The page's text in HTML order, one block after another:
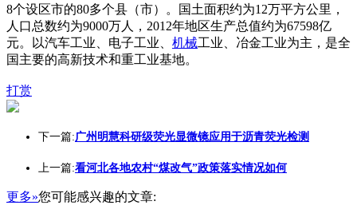
8个设区市的80多个县（市）。国土面积约为12万平方公里，
人口总数约为9000万人，2012年地区生产总值约为67598亿
元。以汽车工业、电子工业、 机械工业、冶金工业为主，是全
国主要的高新技术和重工业基地。
打赏
下一篇:广州明慧科研级荧光显微镜应用于沥青荧光检测
上一篇:看河北各地农村“煤改气”政策落实情况如何
更多»您可能感兴趣的文章: